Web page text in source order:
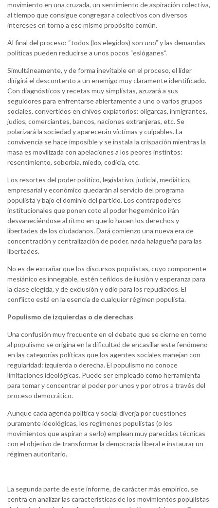
movimiento en una cruzada, un sentimiento de aspiración colectiva,
al tiempo que consigue congregar a colectivos con diversos
intereses en torno a ese mismo propósito común.
Al final del proceso: “todos (los elegidos) son uno” y las demandas
políticas pueden reducirse a unos pocos “eslóganes”.
Simultáneamente, y de forma inevitable en el proceso, el líder
dirigirá el descontento a un enemigo muy claramente identificado.
Con diagnósticos y recetas muy simplistas, azuzará a sus
seguidores para enfrentarse abiertamente a uno o varios grupos
sociales, convertidos en chivos expiatorios: oligarcas, inmigrantes,
judíos, comerciantes, bancos, naciones extranjeras, etc. Se
polarizará la sociedad y aparecerán víctimas y culpables. La
convivencia se hace imposible y se instala la crispación mientras la
masa es movilizada con apelaciones a los peores instintos:
resentimiento, soberbia, miedo, codicia, etc.
Los resortes del poder político, legislativo, judicial, mediático,
empresarial y económico quedarán al servicio del programa
populista y bajo el dominio del partido. Los contrapoderes
institucionales que ponen coto al poder hegemónico irán
desvaneciéndose al ritmo en que lo hacen los derechos y
libertades de los ciudadanos. Dará comienzo una nueva era de
concentración y centralización de poder, nada halagüeña para las
libertades.
No es de extrañar que los discursos populistas, cuyo componente
mesiánico es innegable, estén teñidos de ilusión y esperanza para
la clase elegida, y de exclusión y odio para los repudiados. El
conflicto está en la esencia de cualquier régimen populista.
Populismo de izquierdas o de derechas
Una confusión muy frecuente en el debate que se cierne en torno
al populismo se origina en la dificultad de encasillar este fenómeno
en las categorías políticas que los agentes sociales manejan con
regularidad: izquierda o derecha. El populismo no conoce
limitaciones ideológicas. Puede ser empleado como herramienta
para tomar y concentrar el poder por unos y por otros a través del
proceso democrático.
Aunque cada agenda política y social diverja por cuestiones
puramente ideológicas, los regímenes populistas (o los
movimientos que aspiran a serlo) emplean muy parecidas técnicas
con el objetivo de transformar la democracia liberal e instaurar un
régimen autoritario.
La segunda parte de este informe, de carácter más empírico, se
centra en analizar las características de los movimientos populistas